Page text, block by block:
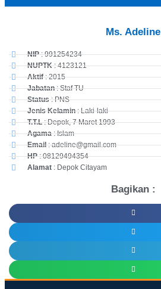
Ms. Adeline
NIP: 991254234
NUPTK: 4123121
Aktif: 2015
Jabatan: Staf TU
Status: PNS
Jenis Kelamin: Laki-laki
T.T.L: Depok, 7 Maret 1993
Agama: Islam
Email: adeline@gmail.com
HP: 08129494354
Alamat : Depok Citayam
Bagikan :